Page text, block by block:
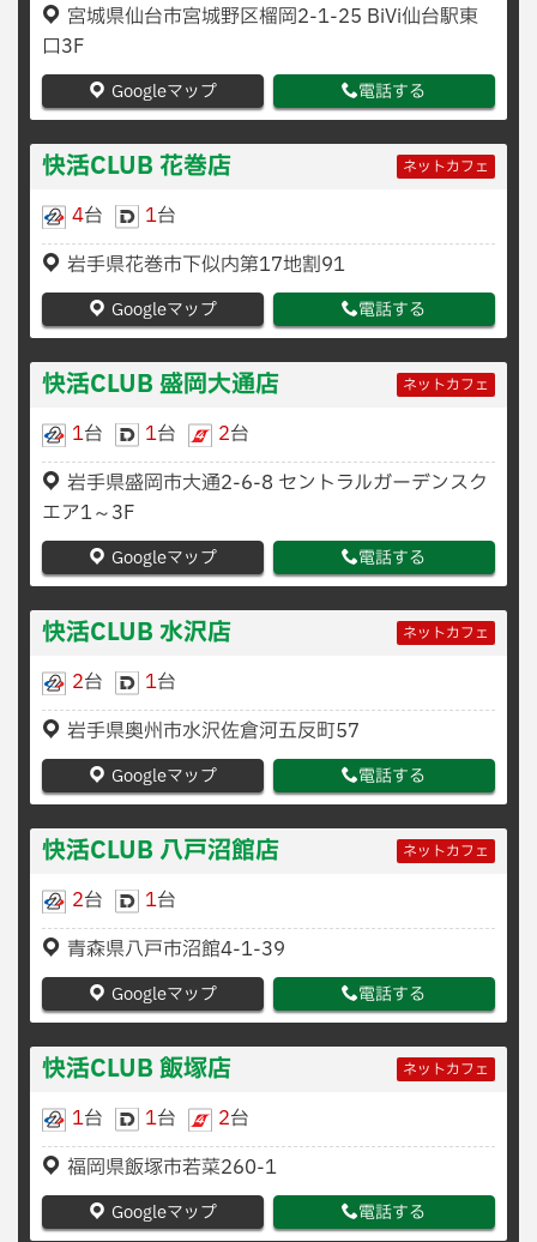
宮城県仙台市宮城野区榴岡2-1-25 BiVi仙台駅東
口3F
Googleマップ 電話する
快活CLUB 花巻店 ネットカフェ
4台 1台
岩手県花巻市下似内第17地割91
Googleマップ 電話する
快活CLUB 盛岡大通店 ネットカフェ
1台 1台 2台
岩手県盛岡市大通2-6-8 セントラルガーデンスク
エア1～3F
Googleマップ 電話する
快活CLUB 水沢店 ネットカフェ
2台 1台
岩手県奥州市水沢佐倉河五反町57
Googleマップ 電話する
快活CLUB 八戸沼館店 ネットカフェ
2台 1台
青森県八戸市沼館4-1-39
Googleマップ 電話する
快活CLUB 飯塚店 ネットカフェ
1台 1台 2台
福岡県飯塚市若菜260-1
Googleマップ 電話する